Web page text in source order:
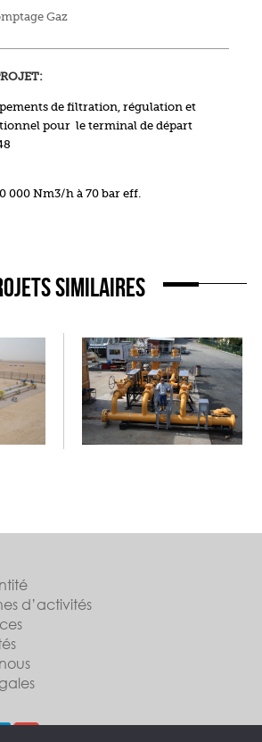
Gaz
de filtration, régulation et
pour le terminal de départ
000 Nm3/h à 70 bar eff.
SIMILAIRES
d’activités